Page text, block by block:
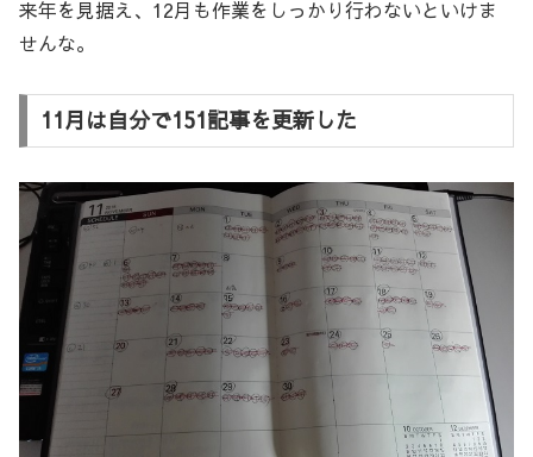
来年を見据え、12月も作業をしっかり行わないといけま
せんな。
11月は自分で151記事を更新した